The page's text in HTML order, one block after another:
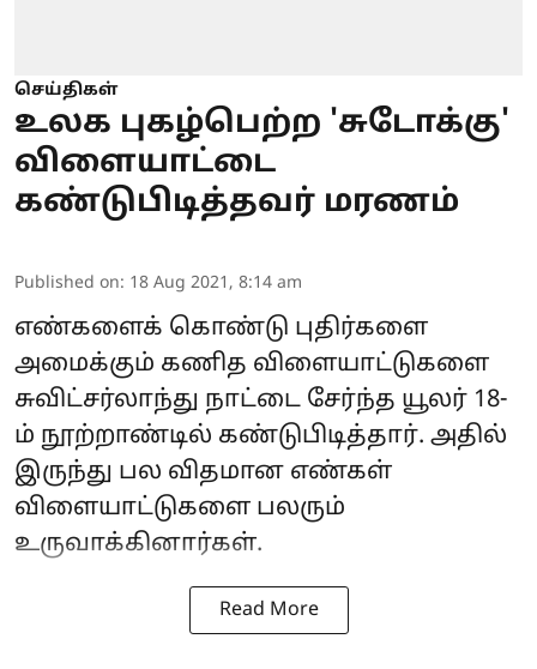
செய்திகள்
உலக புகழ்பெற்ற 'சுடோக்கு'
விளையாட்டை
கண்டுபிடித்தவர் மரணம்
Published on: 18 Aug 2021, 8:14 am
எண்களைக் கொண்டு புதிர்களை
அமைக்கும் கணித விளையாட்டுகளை
சுவிட்சர்லாந்து நாட்டை சேர்ந்த யூலர் 18-
ம் நூற்றாண்டில் கண்டுபிடித்தார். அதில்
இருந்து பல விதமான எண்கள்
விளையாட்டுகளை பலரும்
உருவாக்கினார்கள்.
Read More